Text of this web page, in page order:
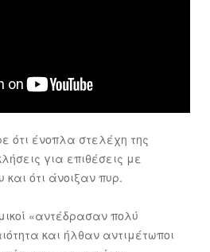
ότι ένοπλα στελέχη της
για επιθέσεις με
ότι άνοιξαν πυρ.
«αντέδρασαν πολύ
και ήλθαν αντιμέτωποι